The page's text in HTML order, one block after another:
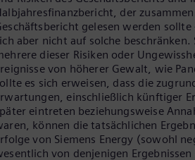
der
gelesen werden sollte
aber nicht auf solche beschränken.
dieser Risiken oder
von höherer Gewalt, wie
es sich erweisen, dass die
einschließlich künftiger
eintreten beziehungsweise
können die tatsächlichen
von Siemens Energy (sowohl
von denjenigen